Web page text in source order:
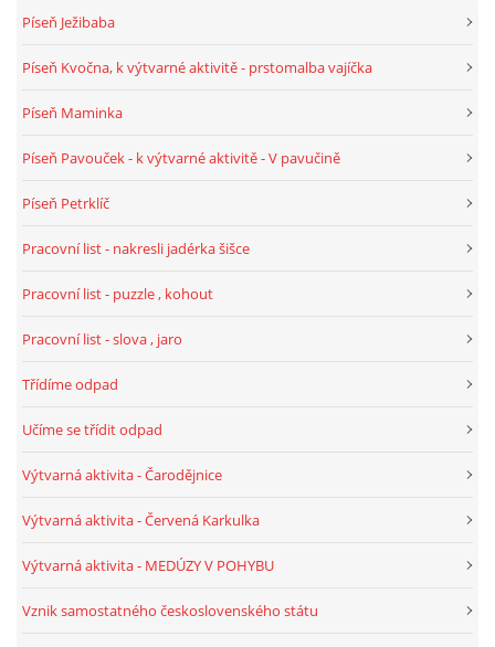
MOTIVAČNÍ CITÁTY PRO UČITELE
POZITIVNÍ AFIRMACE PRO DĚTI
UČITELSKÁ SEBEREFLEXE
DĚTSKÝ SMUTEK
CO BY MĚLO DÍTĚ ZVLÁDNOUT PŘED VSTUPEM DO ZŠ
Píseň Ježibaba
Píseň Kvočna, k výtvarné aktivitě - prstomalba vajíčka
Píseň Maminka
Píseň Pavouček - k výtvarné aktivitě - V pavučině
Píseň Petrklíč
Pracovní list - nakresli jadérka šišce
Pracovní list - puzzle , kohout
Pracovní list - slova , jaro
Třídíme odpad
Učíme se třídit odpad
Výtvarná aktivita - Čarodějnice
Výtvarná aktivita - Červená Karkulka
Výtvarná aktivita - MEDÚZY V POHYBU
Vznik samostatného československého státu